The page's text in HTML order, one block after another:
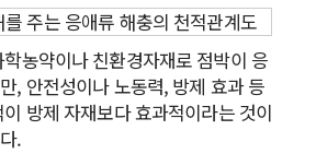
농약이나 친환경자재로 점박이 응
, 안전성이나 노동력, 방제 효과 등
방제 자재보다 효과적이라는 것이
.